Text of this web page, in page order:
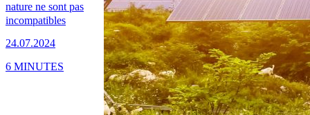
nature ne sont pas
incompatibles
24.07.2024
6 MINUTES